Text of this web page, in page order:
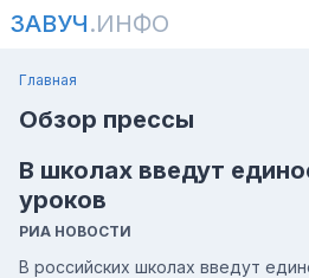
ЗАВУЧ.ИНФО
Главная
Обзор прессы
В школах введут
уроков
РИА НОВОСТИ
В российских школах введут